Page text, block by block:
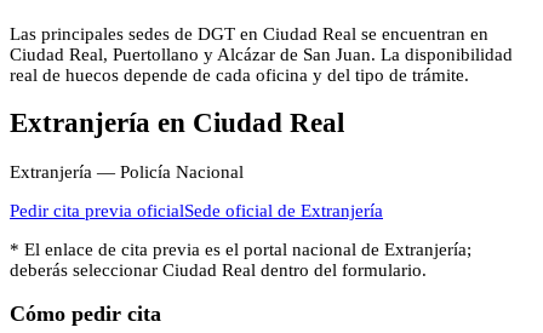
Las principales sedes de DGT en Ciudad Real se encuentran en
Ciudad Real, Puertollano y Alcázar de San Juan. La disponibilidad
real de huecos depende de cada oficina y del tipo de trámite.
Extranjería en Ciudad Real
Extranjería — Policía Nacional
Pedir cita previa oficialSede oficial de Extranjería
* El enlace de cita previa es el portal nacional de Extranjería;
deberás seleccionar Ciudad Real dentro del formulario.
Cómo pedir cita